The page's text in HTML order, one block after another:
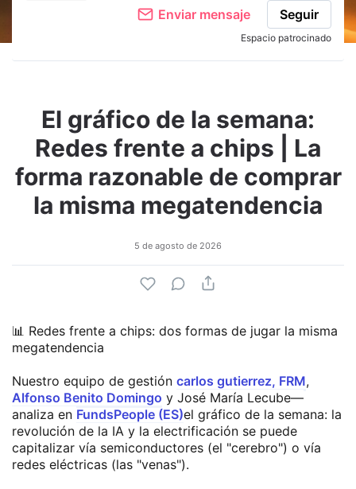
Enviar mensaje Seguir
Espacio patrocinado
El gráfico de la semana:
Redes frente a chips | La
forma razonable de comprar
la misma megatendencia
5 de agosto de 2026
📊 Redes frente a chips: dos formas de jugar la misma
megatendencia
Nuestro equipo de gestión carlos gutierrez, FRM,
Alfonso Benito Domingo y José María Lecube—
analiza en FundsPeople (ES)el gráfico de la semana: la
revolución de la IA y la electrificación se puede
capitalizar vía semiconductores (el "cerebro") o vía
redes eléctricas (las "venas").